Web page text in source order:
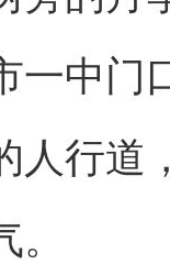
中门口
人行道